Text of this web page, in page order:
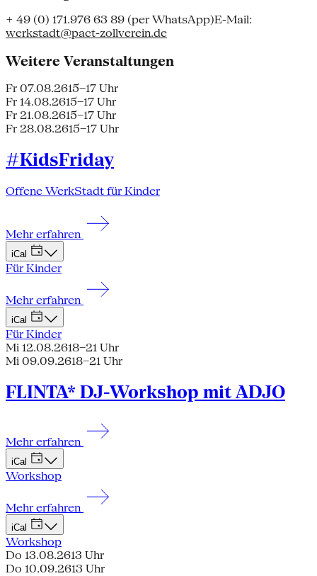
+ 49 (0) 171.976 63 89 (per WhatsApp)E-Mail:
werkstadt@pact-zollverein.de
Weitere Veranstaltungen
Fr 07.08.2615–17 Uhr
Fr 14.08.2615–17 Uhr
Fr 21.08.2615–17 Uhr
Fr 28.08.2615–17 Uhr
#KidsFriday
Offene WerkStadt für Kinder
Mehr erfahren
iCal
Für Kinder
Mehr erfahren
iCal
Für Kinder
Mi 12.08.2618–21 Uhr
Mi 09.09.2618–21 Uhr
FLINTA* DJ-Workshop mit ADJO
Mehr erfahren
iCal
Workshop
Mehr erfahren
iCal
Workshop
Do 13.08.2613 Uhr
Do 10.09.2613 Uhr